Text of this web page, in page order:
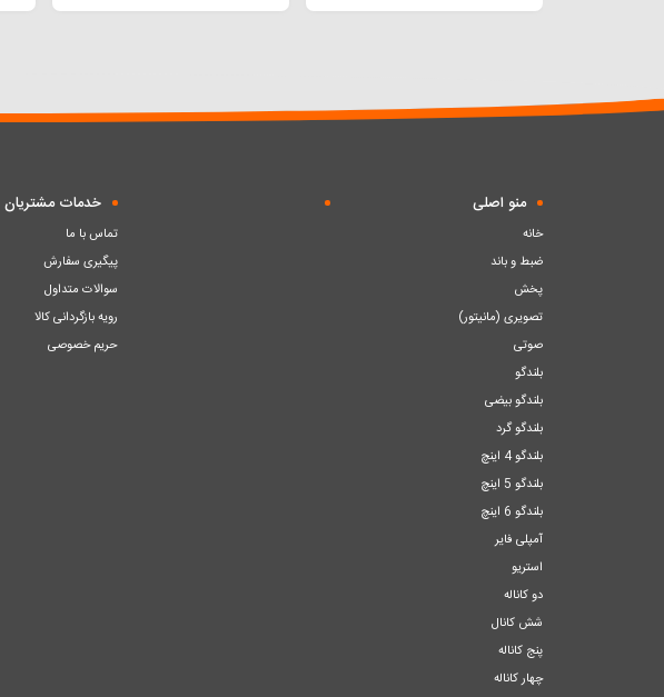
افزودن
افزودن
منو اصلی
خانه
ضبط و باند
پخش
تصویری (مانیتور)
صوتی
بلندگو
بلندگو بیضی
بلندگو گرد
بلندگو 4 اینچ
بلندگو 5 اینچ
بلندگو 6 اینچ
آمپلی فایر
استریو
دو کاناله
شش کانال
پنج کاناله
چهار کاناله
خدمات مشتریان
تماس با ما
پیگیری سفارش
سوالات متداول
رویه بازگردانی کالا
حریم خصوصی